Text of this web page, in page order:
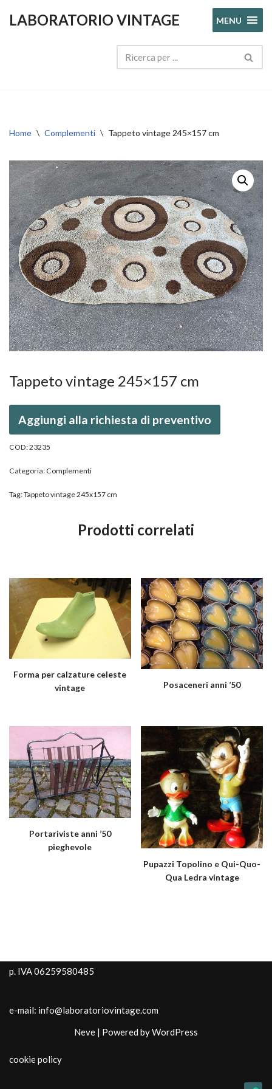
LABORATORIO VINTAGE MENU
Home \ Complementi \ Tappeto vintage 245×157 cm
Tappeto vintage 245×157 cm
Aggiungi alla richiesta di preventivo
COD:23235
Categoria: Complementi
Tag:Tappeto vintage 245x157 cm
Prodotti correlati
Forma per calzature celeste
vintage
Posaceneri anni ’50
Portariviste anni ’50
pieghevole
Pupazzi Topolino e Qui-Quo-
Qua Ledra vintage
p. IVA 06259580485
e-mail: info@laboratoriovintage.com
Neve | Powered byWordPress
cookie policy